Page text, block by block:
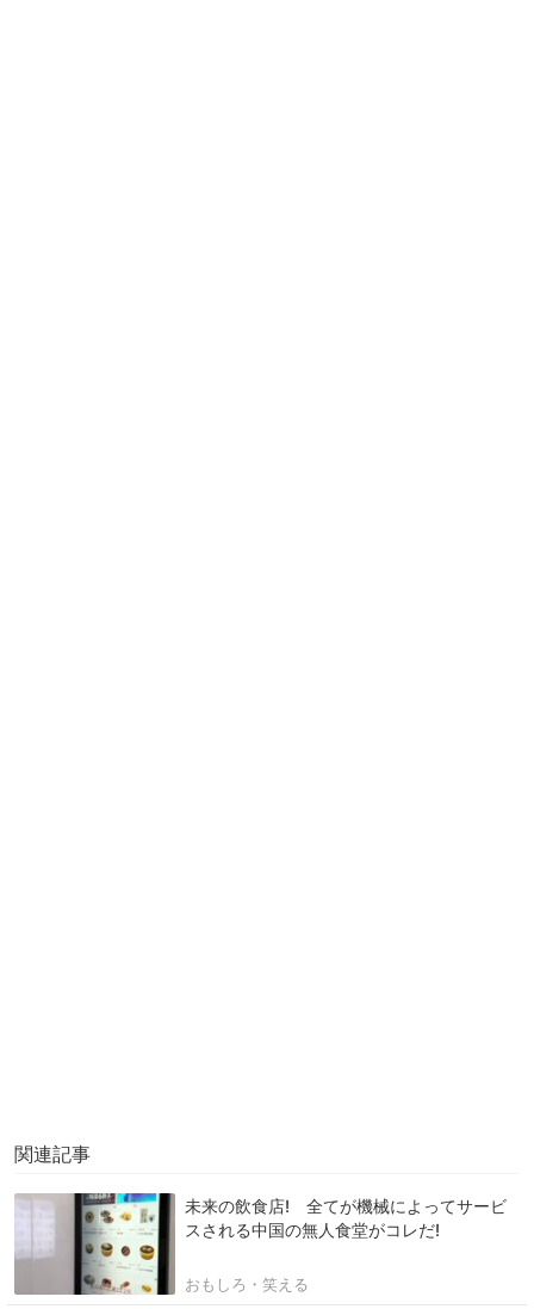
関連記事
未来の飲食店! 全てが機械によってサービ
スされる中国の無人食堂がコレだ!
おもしろ・笑える